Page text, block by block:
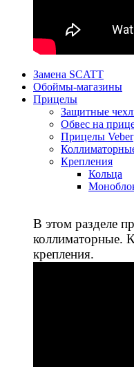
Замена SCATT
Обоймы-магазины
Прицелы
Защитные
Обвес на
Прицелы Veber
Крепления
Кольца
В этом разделе
коллиматорные.
крепления.